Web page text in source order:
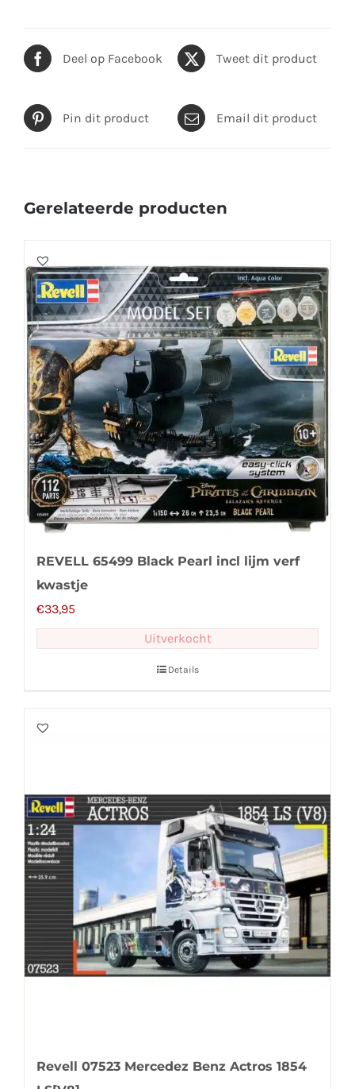
Deel op Facebook Tweet dit product
Pin dit product Email dit product
Gerelateerde producten
REVELL 65499 Black Pearl incl lijm verf
kwastje
€33,95
Uitverkocht
Details
Revell 07523 Mercedez Benz Actros 1854